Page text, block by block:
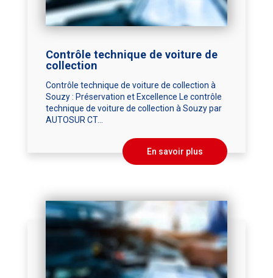
Contrôle technique de voiture de
collection
Contrôle technique de voiture de collection à
Souzy : Préservation et Excellence Le contrôle
technique de voiture de collection à Souzy par
AUTOSUR CT...
En savoir plus